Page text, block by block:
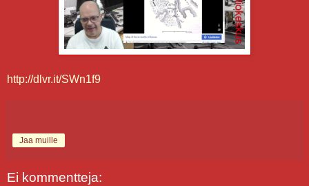
http://dlvr.it/SWn1f9
Jaa muille
Ei kommentteja: